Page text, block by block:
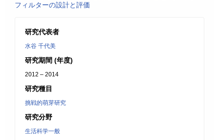
フィルターの設計と評価
研究代表者
水谷 千代美
研究期間 (年度)
2012 – 2014
研究種目
挑戦的萌芽研究
研究分野
生活科学一般